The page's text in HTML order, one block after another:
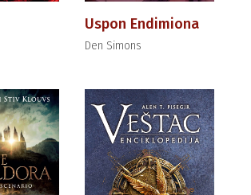
Uspon Endimiona
Den Simons